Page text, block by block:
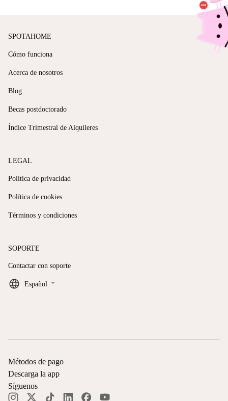
SPOTAHOME
Cómo funciona
Acerca de nosotros
Blog
Becas postdoctorado
Índice Trimestral de Alquileres
LEGAL
Política de privacidad
Política de cookies
Términos y condiciones
SOPORTE
Contactar con soporte
Español keyboard_arrow_down
Métodos de pago
Descarga la app
Síguenos